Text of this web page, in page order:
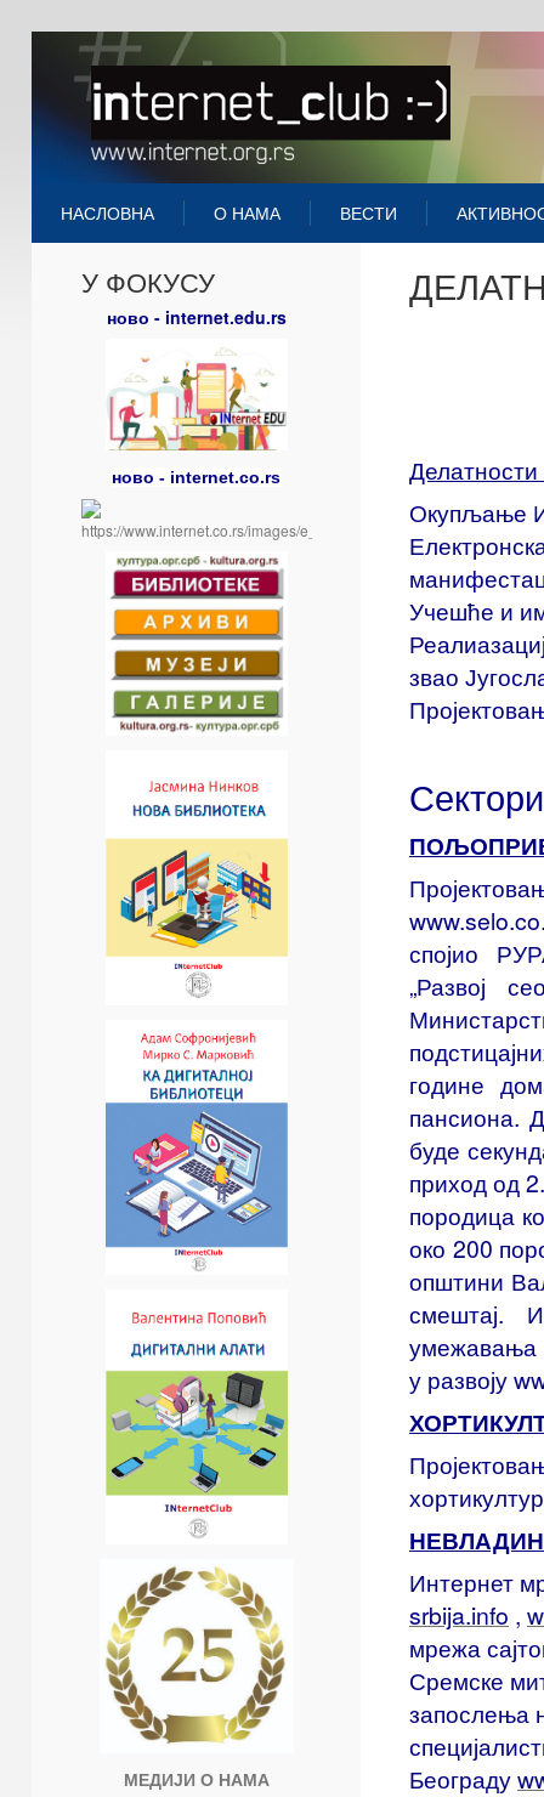
НАСЛОВНА О НАМА ВЕСТИ
У ФОКУСУ
ново - internet.edu.rs
ново - internet.co.rs
МЕДИЈИ О НАМА
Делатности
Окупљање
Учешће и
звао
спојио
„Развој
године
пансиона.
буде
приход од
породица
око 200
општини
смештај.
умежавања
у развоју
Интернет
srbija.info ,
мрежа
Сремске
запослења
Београду